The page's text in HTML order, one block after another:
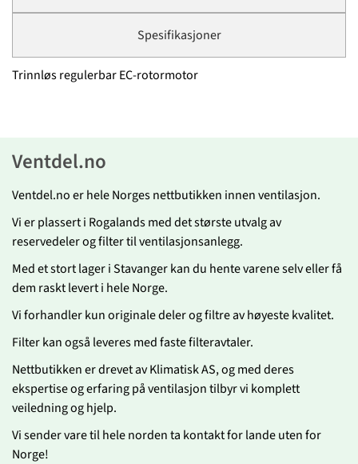
Spesifikasjoner
Trinnløs regulerbar EC-rotormotor
Ventdel.no
Ventdel.no er hele Norges nettbutikken innen ventilasjon.
Vi er plassert i Rogalands med det største utvalg av
reservedeler og filter til ventilasjonsanlegg.
Med et stort lager i Stavanger kan du hente varene selv eller få
dem raskt levert i hele Norge.
Vi forhandler kun originale deler og filtre av høyeste kvalitet.
Filter kan også leveres med faste filteravtaler.
Nettbutikken er drevet av Klimatisk AS, og med deres
ekspertise og erfaring på ventilasjon tilbyr vi komplett
veiledning og hjelp.
Vi sender vare til hele norden ta kontakt for lande uten for
Norge!